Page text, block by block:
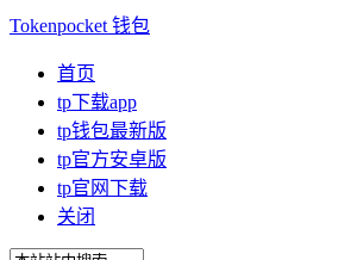
Tokenpocket 钱包
首页
tp下载app
tp钱包最新版
tp官方安卓版
tp官网下载
关闭